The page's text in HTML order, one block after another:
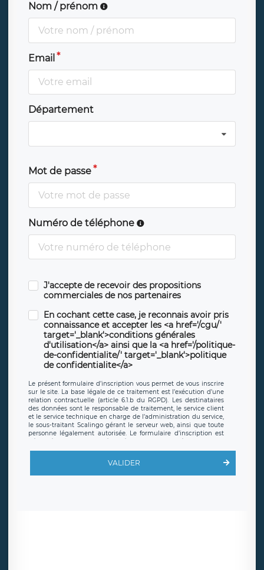
Nom / prénom
Email
Département
Mot de passe
Numéro de téléphone
J'accepte de recevoir des propositions
commerciales de nos partenaires
En cochant cette case, je reconnais avoir pris
connaissance et accepter les <a href='/cgu/'
target='_blank'>conditions générales
d'utilisation</a> ainsi que la <a href='/politique-
de-confidentialite/' target='_blank'>politique
de confidentialite</a>
Le présent formulaire d’inscription vous permet de vous inscrire
sur le site. La base légale de ce traitement est l’exécution d’une
relation contractuelle (article 6.1.b du RGPD). Les destinataires
des données sont le responsable de traitement, le service client
et le service technique en charge de l’administration du service,
le sous-traitant Scalingo gérant le serveur web, ainsi que toute
personne légalement autorisée. Le formulaire d’inscription est
offrant desclauses de protection conformes au RGPD. Les
en sollicite la suppression, étant entendu que vous pouvez
demander la suppression de vos données et retirer votre
VALIDER